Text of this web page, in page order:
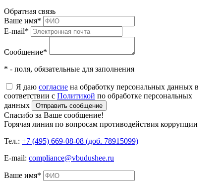
Обратная связь
Ваше имя*
E-mail*
Сообщение*
* - поля, обязательные для заполнения
Я даю согласие на обработку персональных данных в
соответствии с Политикой по обработке персональных
данных
Отправить сообщение
Спасибо за Ваше сообщение!
Горячая линия по вопросам противодействия коррупции
Тел.: +7 (495) 669-08-08 (доб. 78915099)
E-mail: compliance@vbudushee.ru
Ваше имя*